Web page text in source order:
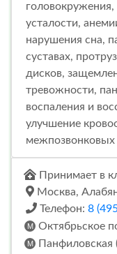
усталости,
нарушения сна,
суставах,
дисков,
тревожности,
воспаления и
улучшение
межпозвонковых
Принимает в
Москва,
Телефон: 8
Октябрьское
Панфиловская